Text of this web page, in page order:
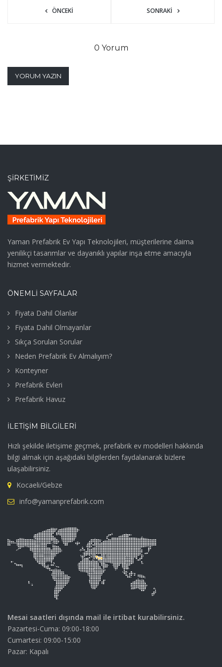
ÖNCEKI SONRAKI
0 Yorum
YORUM YAZIN
ŞIRKETIMIZ
Yaman Prefabrik Ev Yapı Teknolojileri, müşterilerine daima
yenilikçi tasarımlar ve dayanıklı yapılar inşa etme amacıyla
hizmet vermektedir.
ÖNEMLİ SAYFALAR
Fiyata Dahil Olanlar
Fiyata Dahil Olmayanlar
Sıkça Sorulan Sorular
Neden Prefabrik Ev Almalıyım?
Konteyner
Prefabrik Evleri
Prefabrik Havuz
İLETIŞIM BILGILERI
Hızlı şekilde iletişime geçmek, prefabrik ev modelleri hakkında
bilgi almak için aşağıdaki bilgilerden faydalanarak bizlere
ulaşabilirsiniz.
Kocaeli/Gebze
info@yamanprefabrik.com
Mesai saatleri dışında mail ile irtibat kurabilirsiniz.
Pazartesi-Cuma: 09:00-18:00
Cumartesi: 09:00-15:00
Pazar: Kapalı